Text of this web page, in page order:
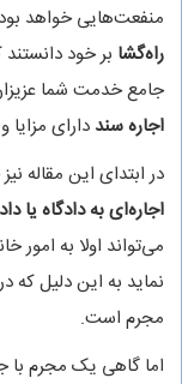
منفعت‌هایی خواهد
راه‌گشا بر خود
جامع خدمت شما
اجاره سند دارای
در ابتدای این مقاله
اجاره‌ای به دادگاه یا
می‌تواند اولا به امور
نماید به این دلیل که
مجرم است.
اما گاهی یک مجرم